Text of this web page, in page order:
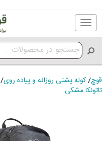
Toggle
navigation
قوچ/کوله پشتی روزانه و پیاده روی/
تاتونکا مشکی